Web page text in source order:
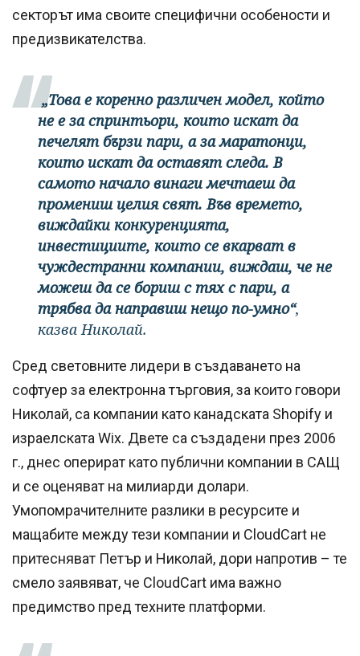
секторът има своите специфични особености и
предизвикателства.
„Това е коренно различен модел, който
не е за спринтьори, които искат да
печелят бързи пари, а за маратонци,
които искат да оставят следа. В
самото начало винаги мечтаеш да
промениш целия свят. Във времето,
виждайки конкуренцията,
инвестициите, които се вкарват в
чуждестранни компании, виждаш, че не
можеш да се бориш с тях с пари, а
трябва да направиш нещо по-умно“,
казва Николай.
Сред световните лидери в създаването на
софтуер за електронна търговия, за които говори
Николай, са компании като канадската Shopify и
израелската Wix. Двете са създадени през 2006
г., днес оперират като публични компании в САЩ
и се оценяват на милиарди долари.
Умопомрачителните разлики в ресурсите и
мащабите между тези компании и CloudCart не
притесняват Петър и Николай, дори напротив – те
смело заявяват, че CloudCart има важно
предимство пред техните платформи.